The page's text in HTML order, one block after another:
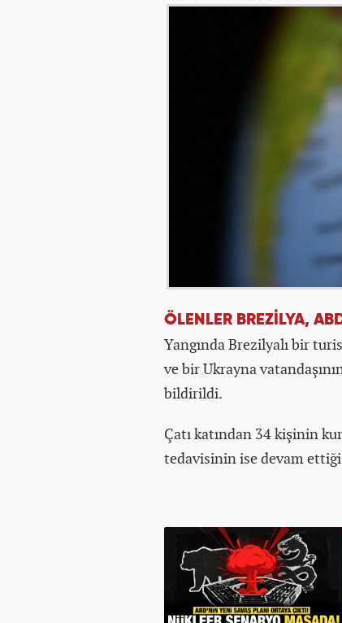
ÖLENLER BREZİLYA,
Yangında Brezilyalı bir
ve bir Ukrayna
bildirildi.
Çatı katından 34 kişinin
tedavisinin ise devam